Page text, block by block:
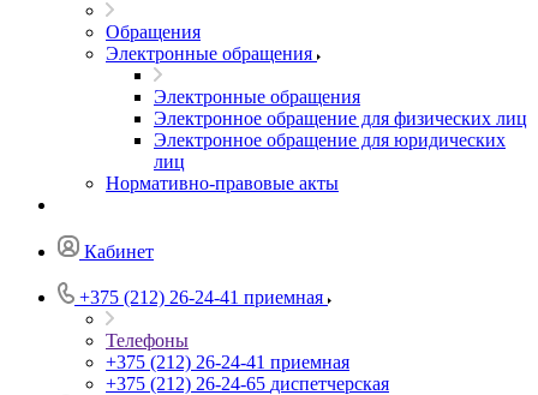
Обращения
Электронные обращения
Электронные обращения
Электронное обращение для физических лиц
Электронное обращение для юридических
лиц
Нормативно-правовые акты
Кабинет
+375 (212) 26-24-41 приемная
Телефоны
+375 (212) 26-24-41 приемная
+375 (212) 26-24-65 диспетчерская